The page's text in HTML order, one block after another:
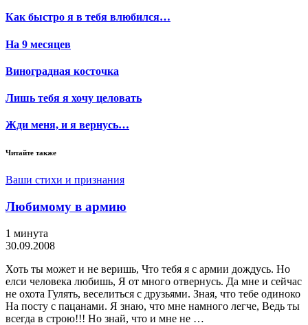
Как быстро я в тебя влюбился…
На 9 месяцев
Виноградная косточка
Лишь тебя я хочу целовать
Жди меня, и я вернусь…
Читайте также
Ваши стихи и признания
Любимому в армию
1 минута
30.09.2008
Хоть ты может и не веришь, Что тебя я с армии дождусь. Но
елси человека любишь, Я от много отвернусь. Да мне и сейчас
не охота Гулять, веселиться с друзьями. Зная, что тебе одиноко
На посту с пацанами. Я знаю, что мне намного легче, Ведь ты
всегда в строю!!! Но знай, что и мне не …